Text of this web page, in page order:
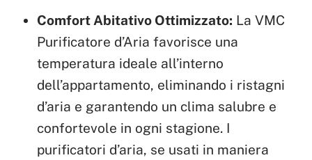
Comfort Abitativo Ottimizzato: La VMC
Purificatore d’Aria favorisce una
temperatura ideale all’interno
dell’appartamento, eliminando i ristagni
d’aria e garantendo un clima salubre e
confortevole in ogni stagione. I
purificatori d’aria, se usati in maniera